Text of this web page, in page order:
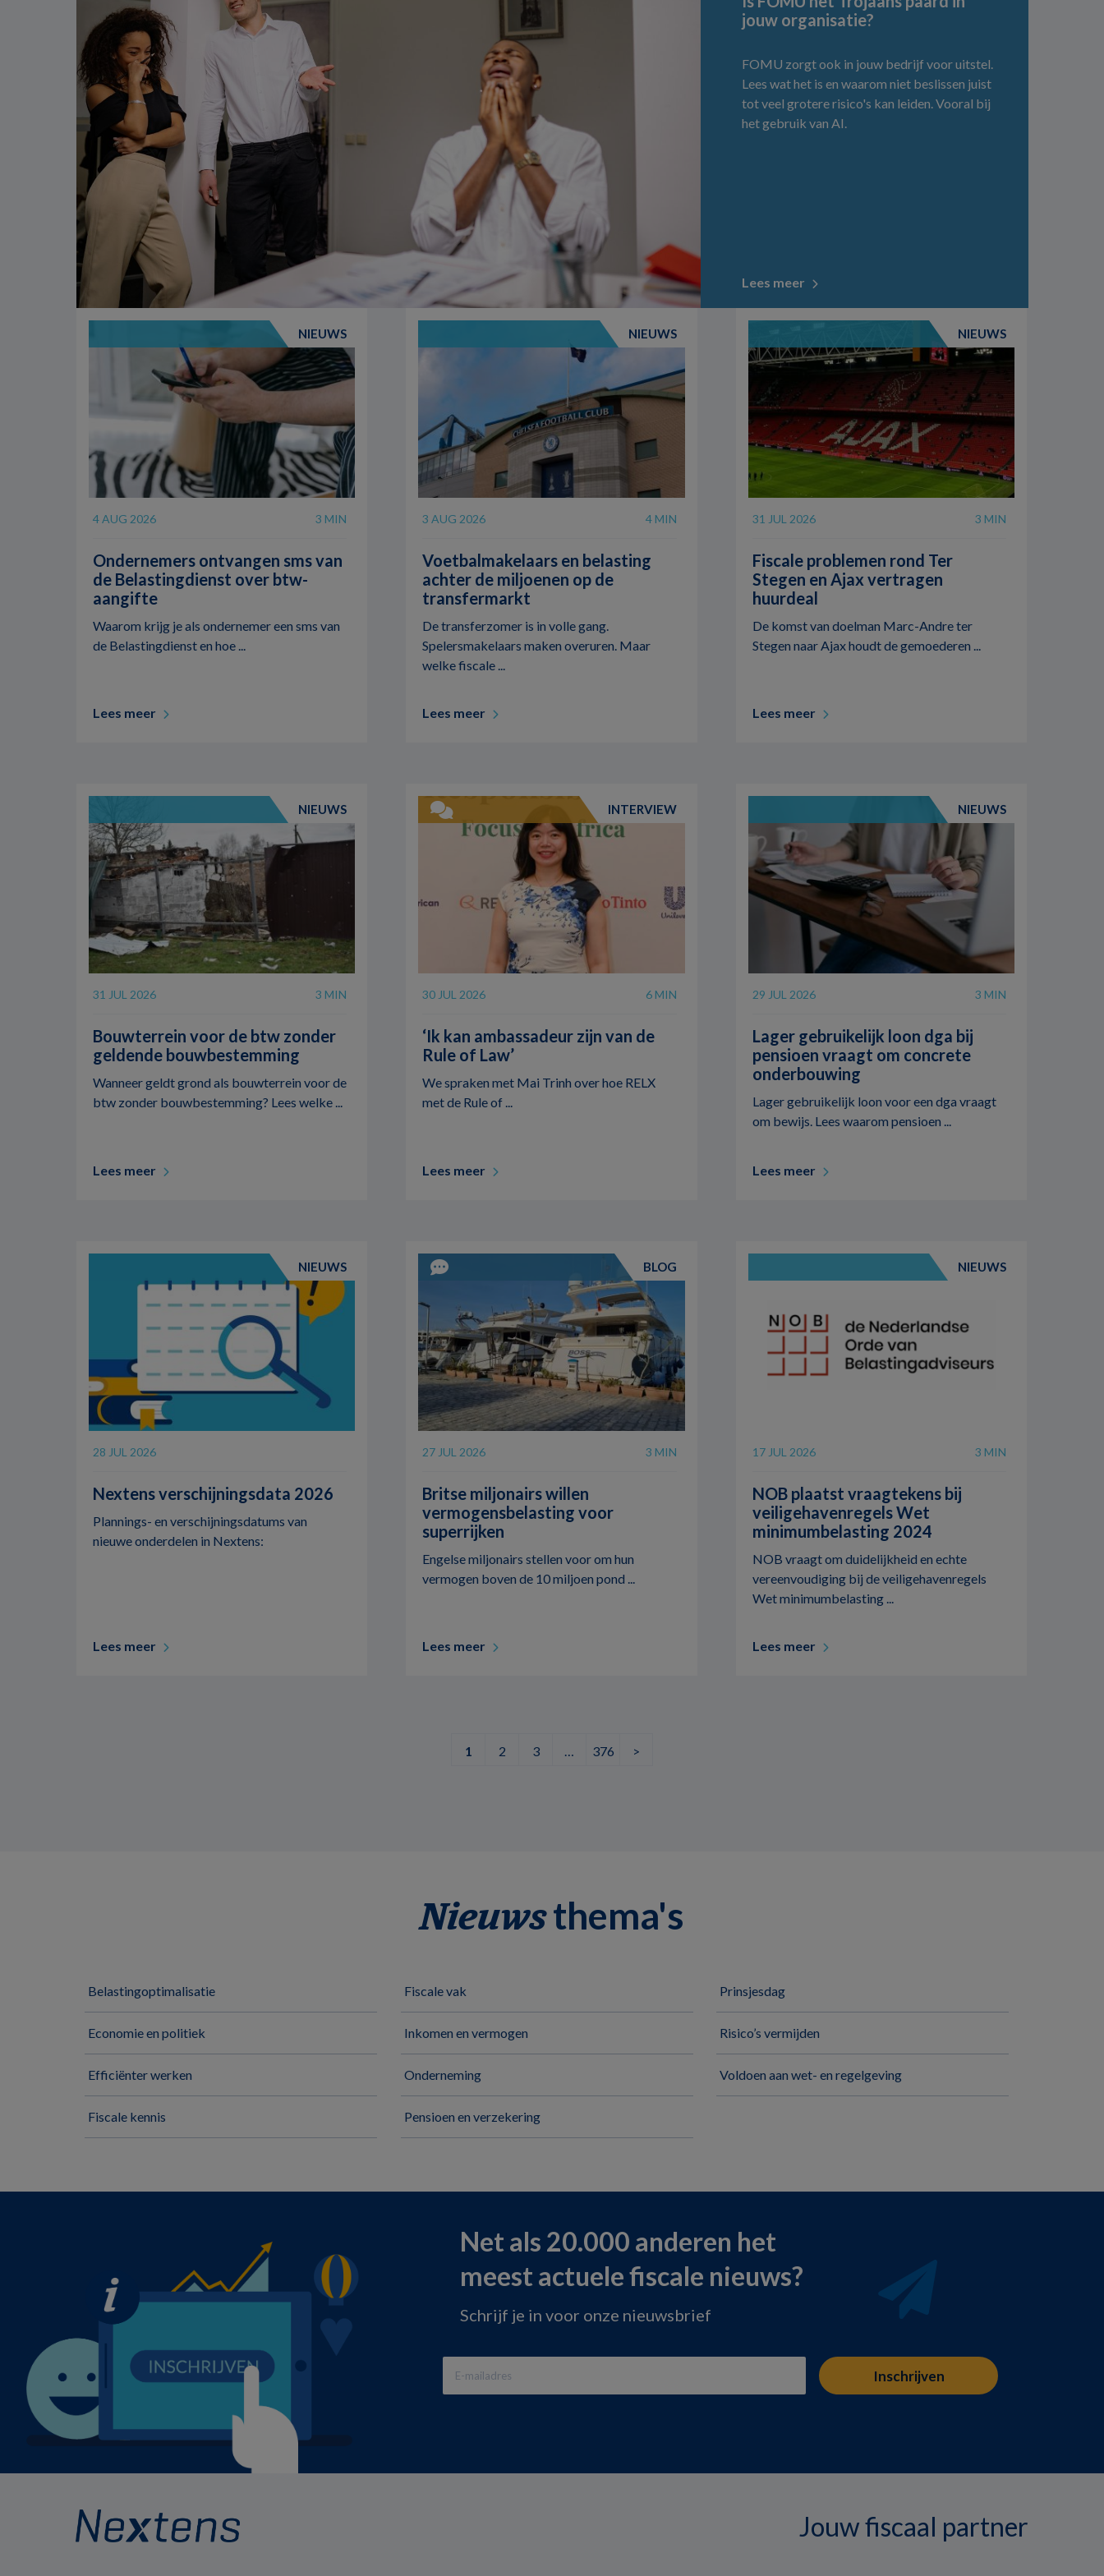
jouw organisatie?
FOMU zorgt ook in jouw bedrijf voor uitstel.
Lees wat het is en waarom niet beslissen juist
tot veel grotere risico's kan leiden. Vooral bij
het gebruik van AI.
Lees meer
NIEUWS
4 AUG 2026 3 MIN
Ondernemers ontvangen sms van
de Belastingdienst over btw-
aangifte
Waarom krijg je als ondernemer een sms van
de Belastingdienst en hoe ...
Lees meer
NIEUWS
3 AUG 2026 4 MIN
Voetbalmakelaars en belasting
achter de miljoenen op de
transfermarkt
De transferzomer is in volle gang.
Spelersmakelaars maken overuren. Maar
welke fiscale ...
Lees meer
NIEUWS
31 JUL 2026 3 MIN
Fiscale problemen rond Ter
Stegen en Ajax vertragen
huurdeal
De komst van doelman Marc-Andre ter
Stegen naar Ajax houdt de gemoederen ...
Lees meer
NIEUWS
31 JUL 2026 3 MIN
Bouwterrein voor de btw zonder
geldende bouwbestemming
Wanneer geldt grond als bouwterrein voor de
btw zonder bouwbestemming? Lees welke ...
Lees meer
INTERVIEW
30 JUL 2026 6 MIN
‘Ik kan ambassadeur zijn van de
Rule of Law’
We spraken met Mai Trinh over hoe RELX
met de Rule of ...
Lees meer
NIEUWS
29 JUL 2026 3 MIN
Lager gebruikelijk loon dga bij
pensioen vraagt om concrete
onderbouwing
Lager gebruikelijk loon voor een dga vraagt
om bewijs. Lees waarom pensioen ...
Lees meer
NIEUWS
28 JUL 2026
Nextens verschijningsdata 2026
Plannings- en verschijningsdatums van
nieuwe onderdelen in Nextens:
Lees meer
BLOG
27 JUL 2026 3 MIN
Britse miljonairs willen
vermogensbelasting voor
superrijken
Engelse miljonairs stellen voor om hun
vermogen boven de 10 miljoen pond ...
Lees meer
NIEUWS
17 JUL 2026 3 MIN
NOB plaatst vraagtekens bij
veiligehavenregels Wet
minimumbelasting 2024
NOB vraagt om duidelijkheid en echte
vereenvoudiging bij de veiligehavenregels
Wet minimumbelasting ...
Lees meer
1 2 3 … 376 >
Nieuwsthema's
Belastingoptimalisatie
Economie en politiek
Efficiënter werken
Fiscale kennis
Fiscale vak
Inkomen en vermogen
Onderneming
Pensioen en verzekering
Prinsjesdag
Risico’s vermijden
Voldoen aan wet- en regelgeving
Net als 20.000 anderen het
meest actuele fiscale nieuws?
Schrijf je in voor onze nieuwsbrief
Jouw fiscaal partner